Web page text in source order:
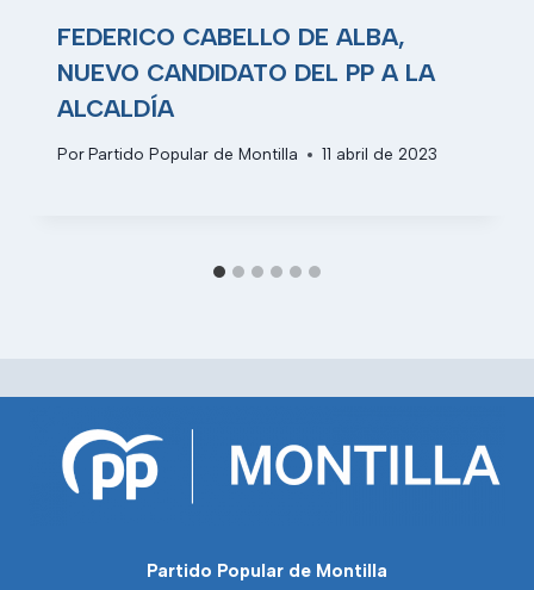
FEDERICO CABELLO DE ALBA,
NUEVO CANDIDATO DEL PP A LA
ALCALDÍA
PorPartido Popular de Montilla 11 abril de 2023
Partido Popular de Montilla